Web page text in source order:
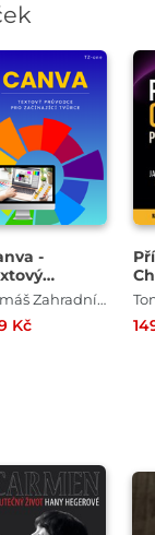
-
pro Tomáš Zahradníček
Kč